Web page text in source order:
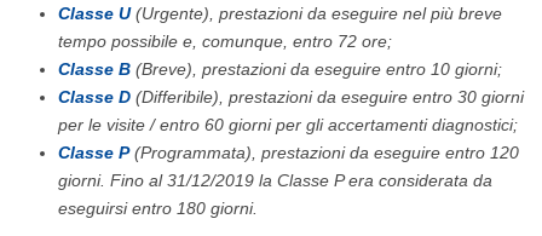
Classe U(Urgente), prestazioni da eseguire nel più breve
tempo possibile e, comunque, entro 72 ore;
Classe B(Breve), prestazioni da eseguire entro 10 giorni;
Classe D(Differibile), prestazioni da eseguire entro 30 giorni
per le visite / entro 60 giorni per gli accertamenti diagnostici;
Classe P(Programmata), prestazioni da eseguire entro 120
giorni. Fino al 31/12/2019 la Classe P era considerata da
eseguirsi entro 180 giorni.